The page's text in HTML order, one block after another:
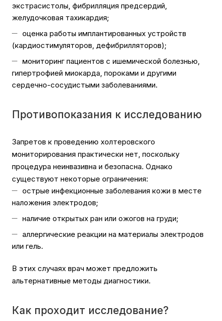
экстрасистолы, фибрилляция предсердий,
желудочковая тахикардия;
оценка работы имплантированных устройств
(кардиостимуляторов, дефибрилляторов);
мониторинг пациентов с ишемической болезнью,
гипертрофией миокарда, пороками и другими
сердечно-сосудистыми заболеваниями.
Противопоказания к исследованию
Запретов к проведению холтеровского
мониторирования практически нет, поскольку
процедура неинвазивна и безопасна. Однако
существуют некоторые ограничения:
острые инфекционные заболевания кожи в месте
наложения электродов;
наличие открытых ран или ожогов на груди;
аллергические реакции на материалы электродов
или гель.
В этих случаях врач может предложить
альтернативные методы диагностики.
Как проходит исследование?